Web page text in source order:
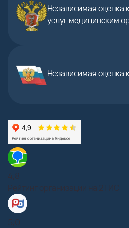
Независимая оценка
услуг медицинским
Независимая оценка
4,8
Рейтинг организации на 2 ГИС
5,0